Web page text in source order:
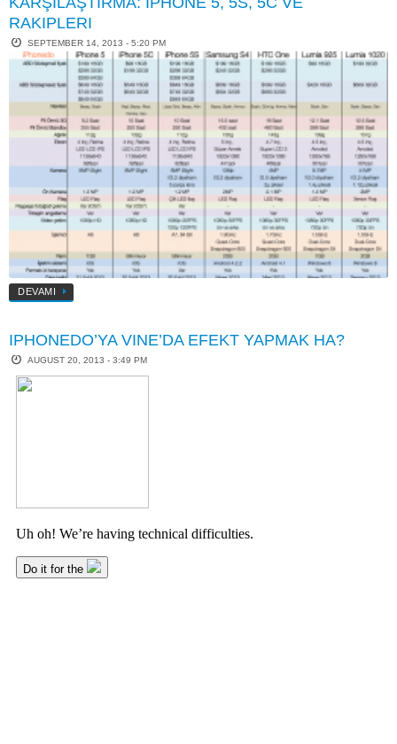
RAKIPLERI
SEPTEMBER 14, 2013 - 5:20 PM
DEVAMI
IPHONEDO’YA VINE’DA EFEKT YAPMAK HA?
AUGUST 20, 2013 - 3:49 PM